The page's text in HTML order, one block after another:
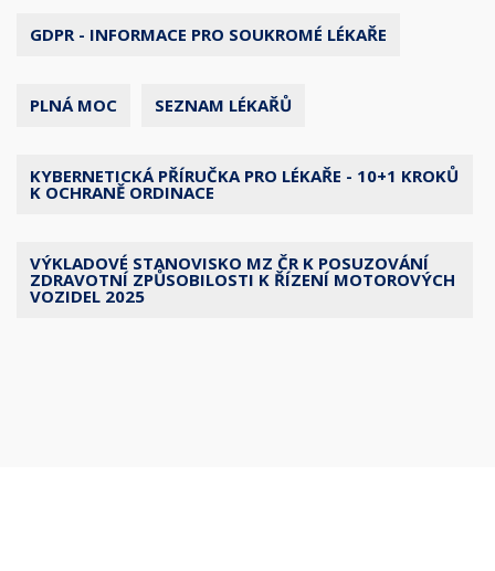
GDPR - INFORMACE PRO SOUKROMÉ LÉKAŘE
PLNÁ MOC SEZNAM LÉKAŘŮ
KYBERNETICKÁ PŘÍRUČKA PRO LÉKAŘE - 10+1 KROKŮ
K OCHRANĚ ORDINACE
VÝKLADOVÉ STANOVISKO MZ ČR K POSUZOVÁNÍ
ZDRAVOTNÍ ZPŮSOBILOSTI K ŘÍZENÍ MOTOROVÝCH
VOZIDEL 2025